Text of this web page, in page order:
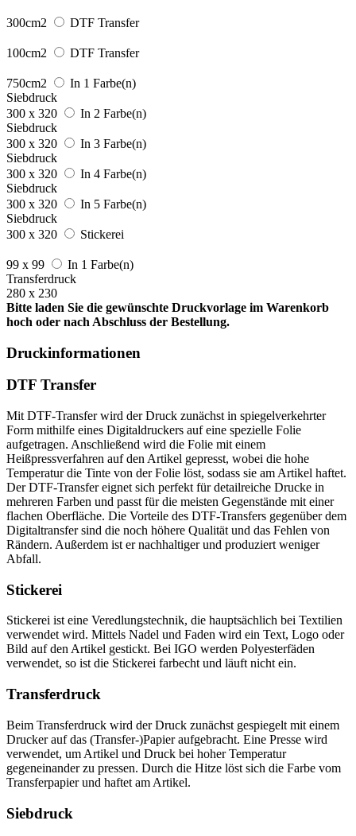
300cm2 DTF Transfer
100cm2 DTF Transfer
750cm2
In 1 Farbe(n)
Siebdruck
300 x 320
In 2 Farbe(n)
Siebdruck
300 x 320
In 3 Farbe(n)
Siebdruck
300 x 320
In 4 Farbe(n)
Siebdruck
300 x 320
In 5 Farbe(n)
Siebdruck
300 x 320
Stickerei
99 x 99
In 1 Farbe(n)
Transferdruck
280 x 230
Bitte laden Sie die gewünschte Druckvorlage im Warenkorb
hoch oder nach Abschluss der Bestellung.
Druckinformationen
DTF Transfer
Mit DTF-Transfer wird der Druck zunächst in spiegelverkehrter
Form mithilfe eines Digitaldruckers auf eine spezielle Folie
aufgetragen. Anschließend wird die Folie mit einem
Heißpressverfahren auf den Artikel gepresst, wobei die hohe
Temperatur die Tinte von der Folie löst, sodass sie am Artikel haftet.
Der DTF-Transfer eignet sich perfekt für detailreiche Drucke in
mehreren Farben und passt für die meisten Gegenstände mit einer
flachen Oberfläche. Die Vorteile des DTF-Transfers gegenüber dem
Digitaltransfer sind die noch höhere Qualität und das Fehlen von
Rändern. Außerdem ist er nachhaltiger und produziert weniger
Abfall.
Stickerei
Stickerei ist eine Veredlungstechnik, die hauptsächlich bei Textilien
verwendet wird. Mittels Nadel und Faden wird ein Text, Logo oder
Bild auf den Artikel gestickt. Bei IGO werden Polyesterfäden
verwendet, so ist die Stickerei farbecht und läuft nicht ein.
Transferdruck
Beim Transferdruck wird der Druck zunächst gespiegelt mit einem
Drucker auf das (Transfer-)Papier aufgebracht. Eine Presse wird
verwendet, um Artikel und Druck bei hoher Temperatur
gegeneinander zu pressen. Durch die Hitze löst sich die Farbe vom
Transferpapier und haftet am Artikel.
Siebdruck